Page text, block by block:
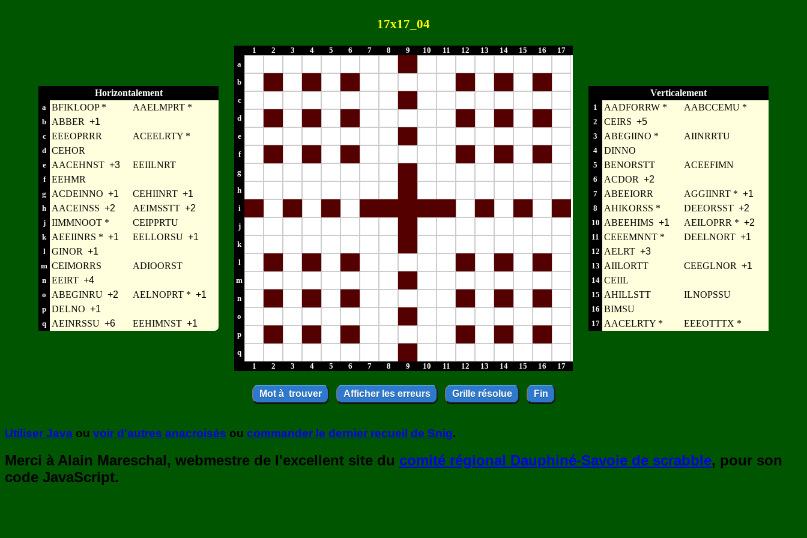
17x17_04
Horizontalement
a BFIKLOOP * AAELMPRT *
b ABBER +1
c EEEOPRRR ACEELRTY *
d CEHOR
e AACEHNST +3 EEIILNRT
f EEHMR
g ACDEINNO +1 CEHIINRT +1
h AACEINSS +2 AEIMSSTT +2
j IIMMNOOT * CEIPPRTU
k AEEIINRS * +1 EELLORSU +1
l GINOR +1
m CEIMORRS ADIOORST
n EEIRT +4
o ABEGINRU +2 AELNOPRT * +1
p DELNO +1
q AEINRSSU +6 EEHIMNST +1
1 2 3 4 5 6 7 8 9 10 11 12 13 14 15 16
17
a
b
c
d
e
f
g
h
i
j
k
l
m
n
o
p
q
1
2 3 4 5 6 7 8 9 10 11 12 13 14 15 16 17
Verticalement
1 AADFORRW * AABCCEMU *
2 CEIRS +5
3 ABEGIINO * AIINRRTU
4 DINNO
5 BENORSTT ACEEFIMN
6 ACDOR +2
7 ABEEIORR AGGIINRT * +1
8 AHIKORSS * DEEORSST +2
10 ABEEHIMS +1 AEILOPRR * +2
11 CEEEMNNT * DEELNORT +1
12 AELRT +3
13 AIILORTT CEEGLNOR +1
14 CEIIL
15 AHILLSTT ILNOPSSU
16 BIMSU
17 AACELRTY * EEEOTTTX *
Utiliser Java ou voir d'autres anacroisés ou commander le dernier recueil de Snig.
Merci à Alain Mareschal, webmestre de l'excellent site du comité régional Dauphiné-Savoie de scrabble, pour son
code JavaScript.